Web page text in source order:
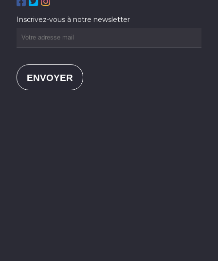
Inscrivez-vous à notre newsletter